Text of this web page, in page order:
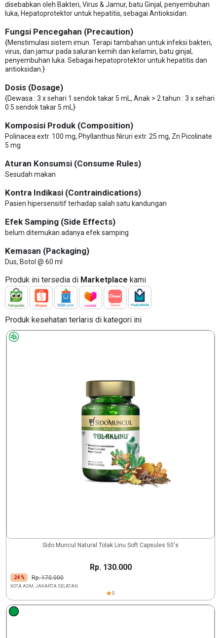
disebabkan oleh Bakteri, Virus & Jamur, batu Ginjal, penyembuhan
luka, Hepatoprotektor untuk hepatitis, sebagai Antioksidan.
Fungsi Pencegahan (Precaution)
{Menstimulasi sistem imun. Terapi tambahan untuk infeksi bakteri,
virus, dan jamur pada saluran kemih dan kelamin, batu ginjal,
penyembuhan luka. Sebagai hepatoprotektor untuk hepatitis dan
antioksidan.}
Dosis (Dosage)
{Dewasa : 3 x sehari 1 sendok takar 5 mL, Anak > 2 tahun : 3 x sehari
0.5 sendok takar 5 mL}
Komposisi Produk (Composition)
Polinacea extr. 100 mg, Phyllanthus Niruri extr. 25 mg, Zn Picolinate
5 mg
Aturan Konsumsi (Consume Rules)
Sesudah makan
Kontra Indikasi (Contraindications)
Pasien hipersensitif terhadap salah satu kandungan
Efek Samping (Side Effects)
belum ditemukan adanya efek samping
Kemasan (Packaging)
Dus, Botol @ 60 ml
Produk ini tersedia di Marketplace kami
Produk kesehatan terlaris di kategori ini
Sido Muncul Natural Tolak Linu Soft Capsules 50's
Rp. 130.000
24 % Rp. 170.000
KOTA ADM. JAKARTA SELATAN
5